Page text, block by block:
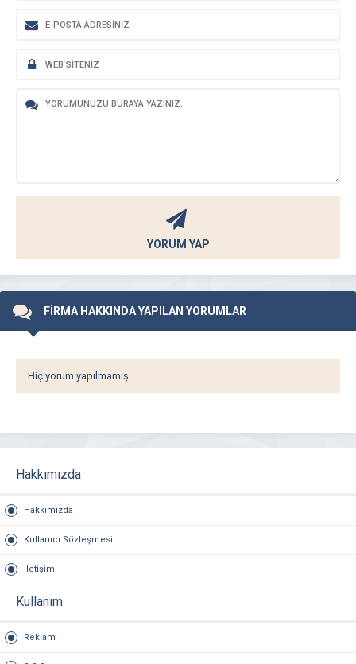
YORUM YAP
FİRMA HAKKINDA YAPILAN YORUMLAR
Hiç yorum yapılmamış.
Hakkımızda
Hakkımızda
Kullanıcı Sözleşmesi
İletişim
Kullanım
Reklam